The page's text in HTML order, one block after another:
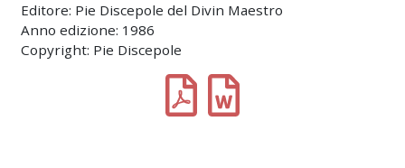
Editore: Pie Discepole del Divin Maestro
Anno edizione: 1986
Copyright: Pie Discepole